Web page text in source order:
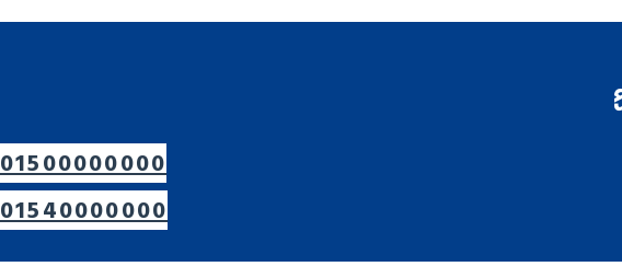
01500000000
01540000000